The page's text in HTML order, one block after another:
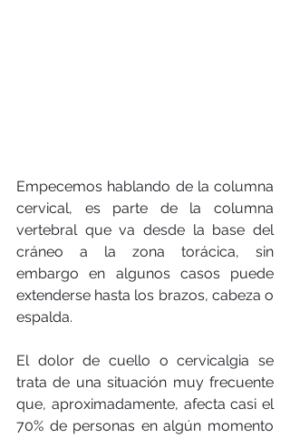
Empecemos hablando de la columna
cervical, es parte de la columna
vertebral que va desde la base del
cráneo a la zona torácica, sin
embargo en algunos casos puede
extenderse hasta los brazos, cabeza o
espalda.
El dolor de cuello o cervicalgia se
trata de una situación muy frecuente
que, aproximadamente, afecta casi el
70% de personas en algún momento